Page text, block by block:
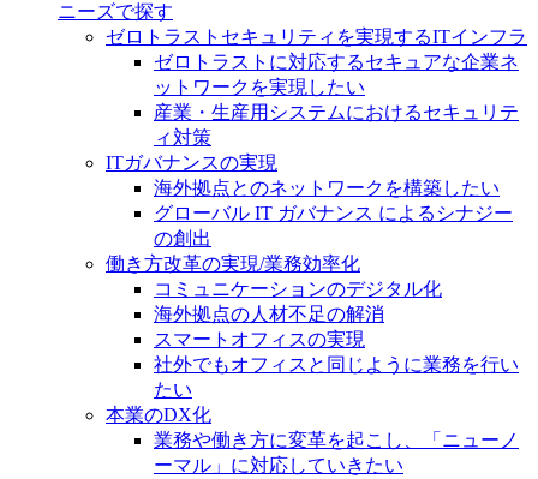
ニーズで探す
ゼロトラストセキュリティを実現するITインフラ
ゼロトラストに対応するセキュアな企業ネ
ットワークを実現したい
産業・生産用システムにおけるセキュリテ
ィ対策
ITガバナンスの実現
海外拠点とのネットワークを構築したい
グローバル IT ガバナンス によるシナジー
の創出
働き方改革の実現/業務効率化
コミュニケーションのデジタル化
海外拠点の人材不足の解消
スマートオフィスの実現
社外でもオフィスと同じように業務を行い
たい
本業のDX化
業務や働き方に変革を起こし、「ニューノ
ーマル」に対応していきたい